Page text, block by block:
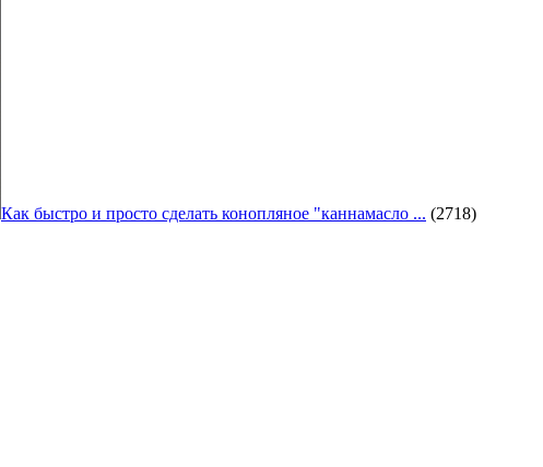
Как быстро и просто сделать конопляное "каннамасло ... (2718)